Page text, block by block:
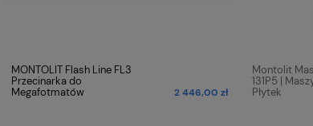
MONTOLIT Flash Line FL3
Przecinarka do
Megafotmatów
2 446,00 zł
Montolit
131P5 |
Płytek